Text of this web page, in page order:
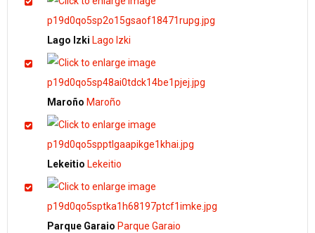
Lago Izki Lago Izki
Maroño Maroño
Lekeitio Lekeitio
Parque Garaio Parque Garaio